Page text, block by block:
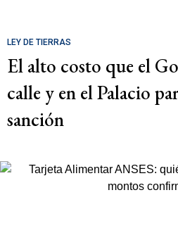
LEY DE TIERRAS
El alto costo que el
calle y en el Palacio
sanción